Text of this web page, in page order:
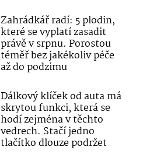
Zahrádkář radí: 5 plodin,
které se vyplatí zasadit
právě v srpnu. Porostou
téměř bez jakékoliv péče
až do podzimu
Dálkový klíček od auta má
skrytou funkci, která se
hodí zejména v těchto
vedrech. Stačí jedno
tlačítko dlouze podržet